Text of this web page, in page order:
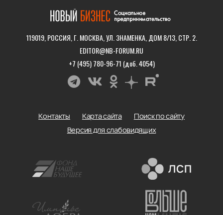
119019, РОССИЯ, Г. МОСКВА, УЛ. ЗНАМЕНКА, ДОМ 8/13, СТР. 2.
EDITOR@NB-FORUM.RU
+7 (495) 780-96-71 (доб. 4054)
Контакты Карта сайта
Поиск по сайту
Версия для слабовидящих